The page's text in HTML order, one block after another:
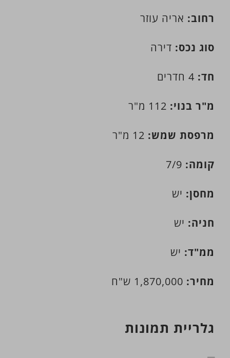
רחוב: אריה עוזר
סוג נכס: דירה
חד:
מ"ר בנוי:
מרפסת שמש:
קומה:
מחסן: יש
חניה: יש
ממ"ד: יש
מחיר:
גלריית תמונות